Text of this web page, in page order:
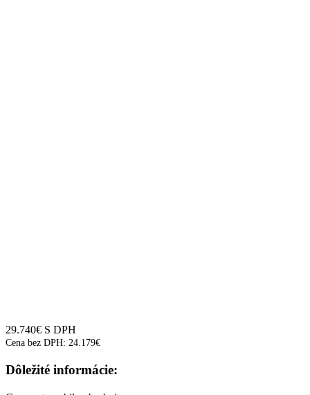
29.740€ S DPH
Cena bez DPH: 24.179€
Dôležité informácie: